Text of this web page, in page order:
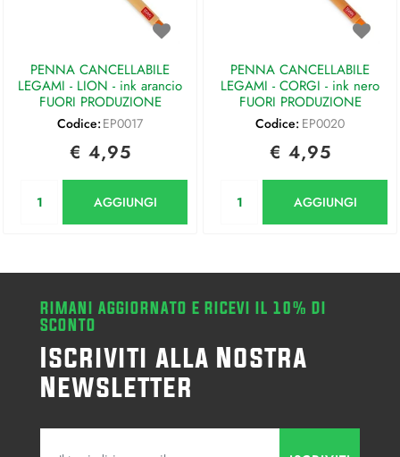
PENNA CANCELLABILE
LEGAMI - LION - ink arancio
FUORI PRODUZIONE
Codice: EP0017
€ 4,95
AGGIUNGI
PENNA CANCELLABILE
LEGAMI - CORGI - ink nero
FUORI PRODUZIONE
Codice: EP0020
€ 4,95
AGGIUNGI
RIMANI AGGIORNATO E RICEVI IL 10% DI
SCONTO
Iscriviti alla Nostra
Newsletter